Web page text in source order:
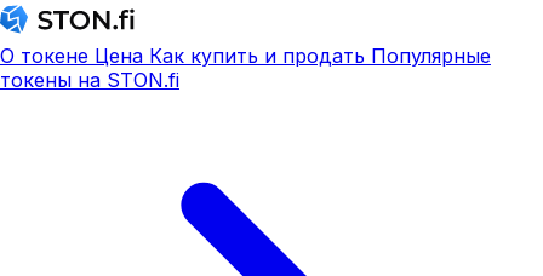
О токене Цена Как купить и продать Популярные
токены на STON.fi